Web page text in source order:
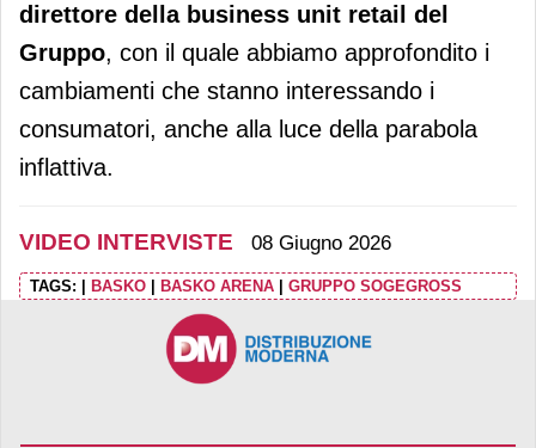
direttore della business unit retail del
Gruppo, con il quale abbiamo approfondito i
cambiamenti che stanno interessando i
consumatori, anche alla luce della parabola
inflattiva.
VIDEO INTERVISTE 08 Giugno 2026
TAGS: BASKO BASKO ARENA GRUPPO SOGEGROSS